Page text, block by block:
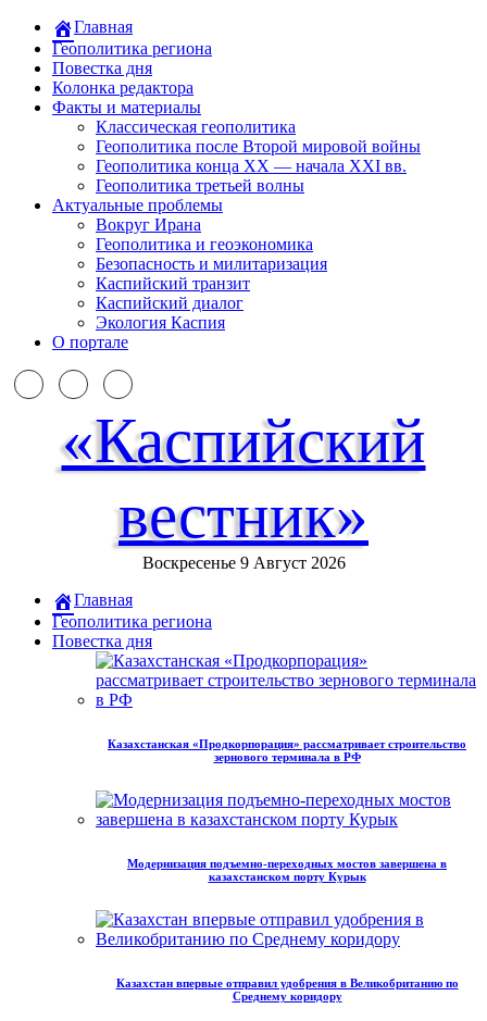
Главная
Геополитика региона
Повестка дня
Колонка редактора
Факты и материалы
Классическая геополитика
Геополитика после Второй мировой войны
Геополитика конца XX — начала XXI вв.
Геополитика третьей волны
Актуальные проблемы
Вокруг Ирана
Геополитика и геоэкономика
Безопасность и милитаризация
Каспийский транзит
Каспийский диалог
Экология Каспия
О портале
«Каспийский
вестник»
Воскресенье 9 Август 2026
Главная
Геополитика региона
Повестка дня
Казахстанская «Продкорпорация» рассматривает строительство
зернового терминала в РФ
Модернизация подъемно-переходных мостов завершена в
казахстанском порту Курык
Казахстан впервые отправил удобрения в Великобританию по
Среднему коридору